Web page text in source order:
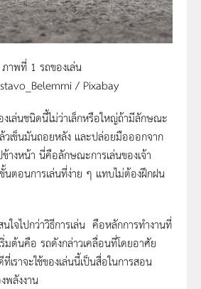
ภาพที่ 1 รถของเล่น
/ Pixabay
ดนี้ไม่ว่าเล็กหรือใหญ่ถ้ามีลักษณะ
วเข็นมันถอยหลัง และปล่อยมือออกจาก
างหน้า นี่คือลักษณะการเล่นของเจ้า
นตอนการเล่นที่ง่าย ๆ แทบไม่ต้องฝึกฝน
าวิธีการเล่น คือหลักการทำงานที่
มต้นคือ รถดังกล่าวเคลื่อนที่โดยอาศัย
เราจะใช้ของเล่นนี้เป็นสื่อในการสอน
พลังงาน